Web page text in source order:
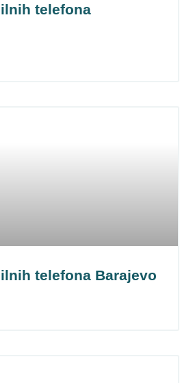
telefona
telefona Barajevo